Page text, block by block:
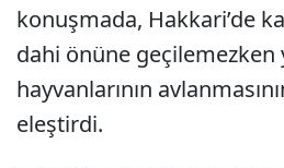
konuşmada, Hakkari’de
dahi önüne geçilemezken
hayvanlarının
eleştirdi.